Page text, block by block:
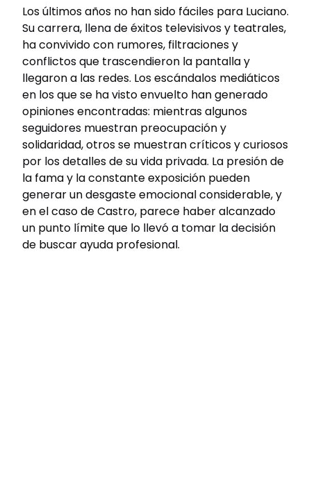
Los últimos años no han sido fáciles para Luciano.
Su carrera, llena de éxitos televisivos y teatrales,
ha convivido con rumores, filtraciones y
conflictos que trascendieron la pantalla y
llegaron a las redes. Los escándalos mediáticos
en los que se ha visto envuelto han generado
opiniones encontradas: mientras algunos
seguidores muestran preocupación y
solidaridad, otros se muestran críticos y curiosos
por los detalles de su vida privada. La presión de
la fama y la constante exposición pueden
generar un desgaste emocional considerable, y
en el caso de Castro, parece haber alcanzado
un punto límite que lo llevó a tomar la decisión
de buscar ayuda profesional.